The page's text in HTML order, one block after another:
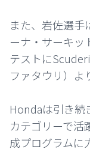
また、岩佐選手
ーナ・サーキッ
テストに
ファタウリ）よ
Hondaは引き続
カテゴリーで活
成プログラムに